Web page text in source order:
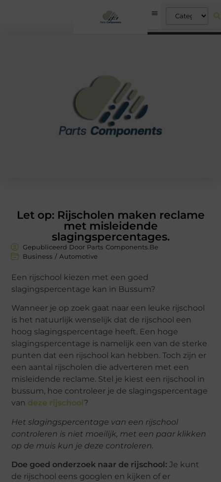
Let op: Rijscholen maken reclame
met misleidende
slagingspercentages.
Gepubliceerd Door Parts Components.Be
Business / Automotive
Een rijschool kiezen met een goed
slagingspercentage kan in Bussum?
Wanneer je op zoek gaat naar een leuke rijschool
is het natuurlijk wenselijk dat de rijschool een
hoog slagingspercentage heeft. Een hoge
slagingspercentage is namelijk een van de sterke
punten dat een rijschool kan hebben. Toch zijn er
een aantal rijscholen die adverteren met een
misleidende reclame. Stel je kiest een rijschool in
bussum, hoe controleer je de slagingspercentage
van deze rijschool?
Het slagingspercentage van een rijschool
controleren is niet moeilijk, met een paar klikken
op de muis kun je deze controleren.
Doe goed onderzoek naar de rijschool: Je kunt
de rijschool eens googlen en kijken of er